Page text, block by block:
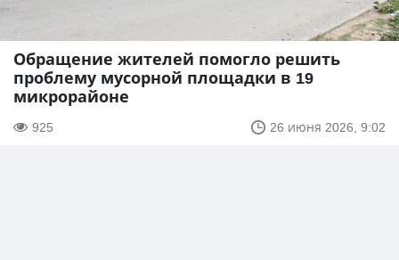
Обращение жителей помогло решить
проблему мусорной площадки в 19
микрорайоне
925 26 июня 2026, 9:02